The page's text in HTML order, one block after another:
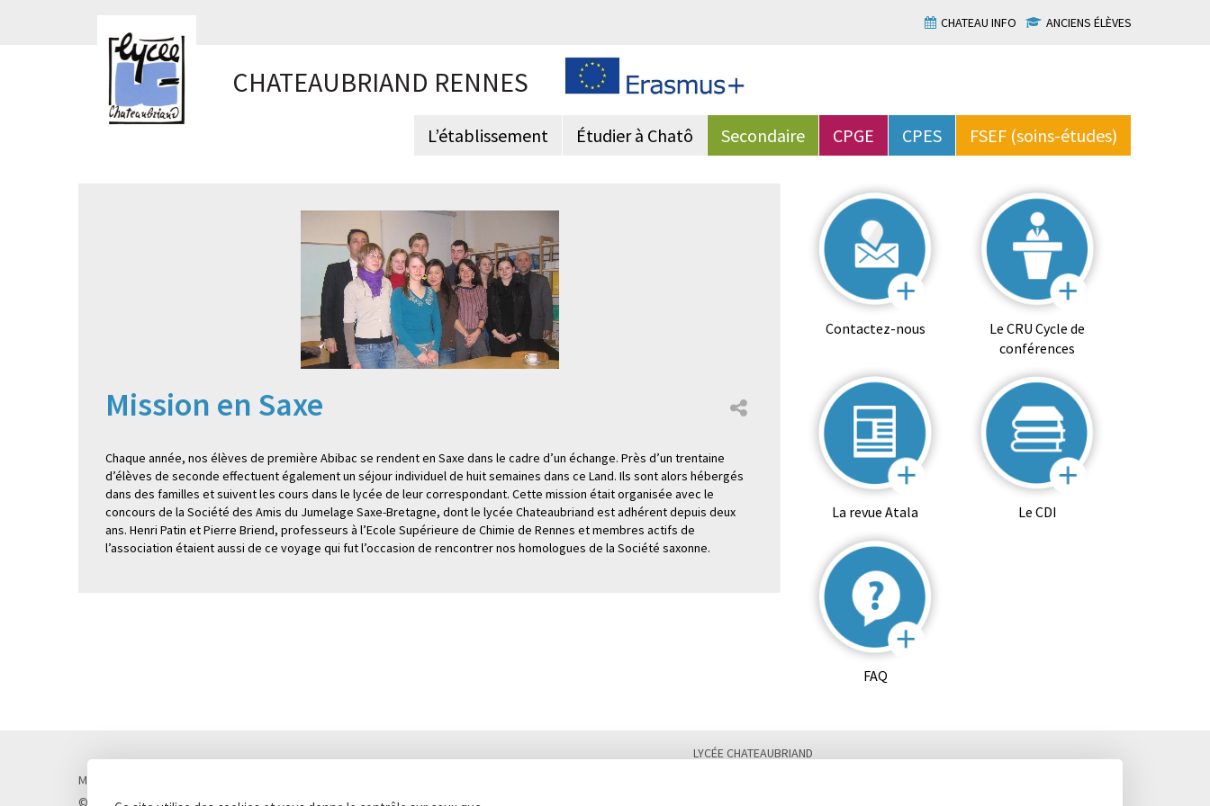
CHATEAU INFO ANCIENS ÉLÈVES
CHATEAUBRIAND RENNES
L’établissement Étudier à Chatô Secondaire CPGE CPES FSEF (soins-études)
Mission en Saxe
Chaque année, nos élèves de première Abibac se rendent en Saxe dans le cadre d’un échange. Près d’un trentaine
d’élèves de seconde effectuent également un séjour individuel de huit semaines dans ce Land. Ils sont alors hébergés
dans des familles et suivent les cours dans le lycée de leur correspondant. Cette mission était organisée avec le
concours de la Société des Amis du Jumelage Saxe-Bretagne, dont le lycée Chateaubriand est adhérent depuis deux
ans. Henri Patin et Pierre Briend, professeurs à l’Ecole Supérieure de Chimie de Rennes et membres actifs de
l’association étaient aussi de ce voyage qui fut l’occasion de rencontrer nos homologues de la Société saxonne.
Contactez-nous
Le CRU Cycle de
conférences
La revue Atala Le CDI
FAQ
Mentions légales
© Lycée Chateaubriand 2026 - RéalisationConcept Image
LYCÉE CHATEAUBRIAND